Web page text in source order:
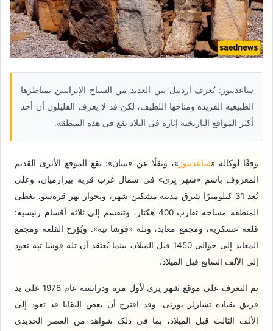
ساعدنیوز: تُعرف أردبیل بین العدید من السیاح الإیرانیین بمناظرها
الطبیعیه الفریده ومناخها اللطیف، لکن قد لا یعرف القلیلون أن أحد
أکثر المواقع التاریخیه إثاره فی البلاد یقع فی هذه المنطقه.
وفقًا لوکاله «ساعدنیوز »، ونقلًا عن «تبیان»: یقع الموقع الأثری القدیم
المعروف باسم «شهر یِری» فی شمال غرب قریه بیرازمیان، وعلى
بُعد 31 کیلومترًا شرق مدینه مشکین شهر، وبجوار نهر قره‌سو. تغطی
المنطقه مساحه تقارب 400 هکتار، وتنقسم إلى ثلاثه أقسام رئیسیه:
قلعه عسکریه، ومجمع معابد، وتله «قوشا تپه». ویُؤرخ القلعه ومجمع
المعابد إلى حوالی 1450 قبل المیلاد، بینما یُعتقد أن تله قوشا تپه تعود
إلى الألف السابع قبل المیلاد.
تم التعرف على موقع شهر یِری لأول مره ودراسته عام 1978 على ید
فریق بقیاده تشارلز بورنی. وقد اقترح أن بعض البقایا قد تعود إلى
الألف الثالث قبل المیلاد، بما فی ذلک شواهد من العصر الحدیدی